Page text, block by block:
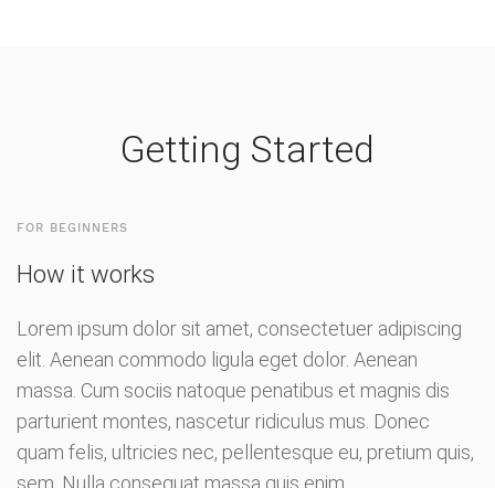
Getting Started
FOR BEGINNERS
How it works
Lorem ipsum dolor sit amet, consectetuer adipiscing
elit. Aenean commodo ligula eget dolor. Aenean
massa. Cum sociis natoque penatibus et magnis dis
parturient montes, nascetur ridiculus mus. Donec
quam felis, ultricies nec, pellentesque eu, pretium quis,
sem. Nulla consequat massa quis enim.